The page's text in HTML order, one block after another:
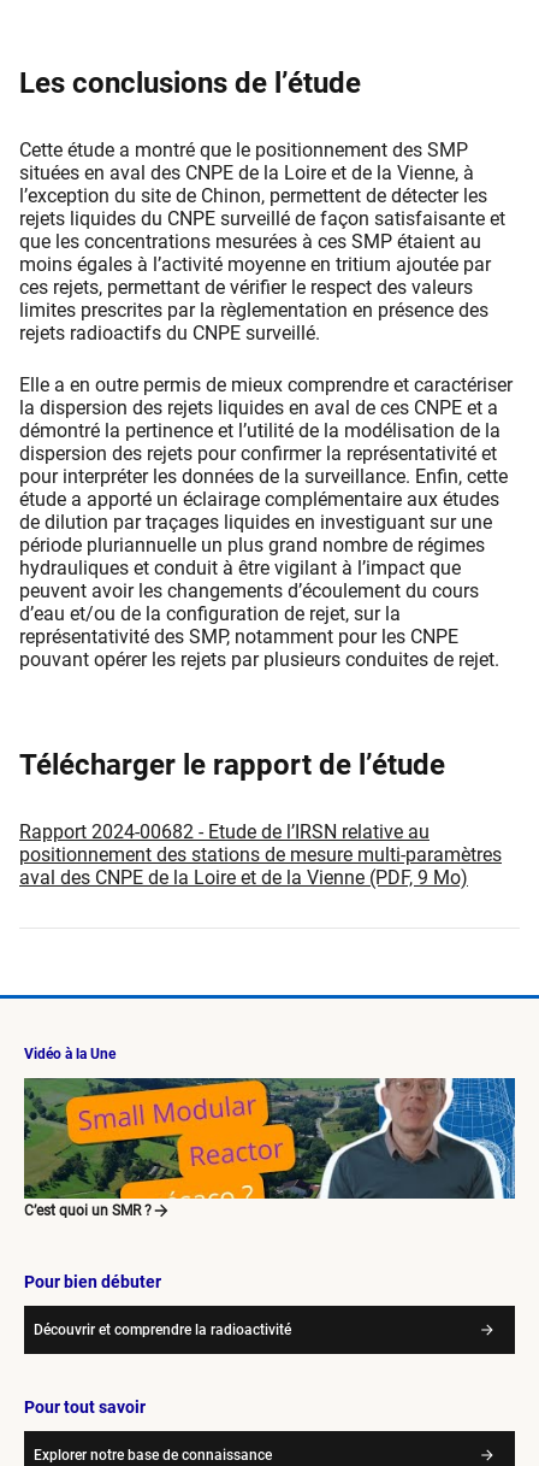
Les conclusions de l’étude
Cette étude a montré que le positionnement des SMP
situées en aval des CNPE de la Loire et de la Vienne, à
l’exception du site de Chinon, permettent de détecter les
rejets liquides du CNPE surveillé de façon satisfaisante et
que les concentrations mesurées à ces SMP étaient au
moins égales à l’activité moyenne en tritium ajoutée par
ces rejets, permettant de vérifier le respect des valeurs
limites prescrites par la règlementation en présence des
rejets radioactifs du CNPE surveillé.
Elle a en outre permis de mieux comprendre et caractériser
la dispersion des rejets liquides en aval de ces CNPE et a
démontré la pertinence et l’utilité de la modélisation de la
dispersion des rejets pour confirmer la représentativité et
pour interpréter les données de la surveillance. Enfin, cette
étude a apporté un éclairage complémentaire aux études
de dilution par traçages liquides en investiguant sur une
période pluriannuelle un plus grand nombre de régimes
hydrauliques et conduit à être vigilant à l’impact que
peuvent avoir les changements d’écoulement du cours
d’eau et/ou de la configuration de rejet, sur la
représentativité des SMP, notamment pour les CNPE
pouvant opérer les rejets par plusieurs conduites de rejet.
Télécharger le rapport de l’étude
Rapport 2024-00682 - Etude de l’IRSN relative au
positionnement des stations de mesure multi-paramètres
aval des CNPE de la Loire et de la Vienne (PDF, 9 Mo)
Vidéo à la Une
C’est quoi un SMR ?
Pour bien débuter
Découvrir et comprendre la radioactivité
Pour tout savoir
Explorer notre base de connaissance